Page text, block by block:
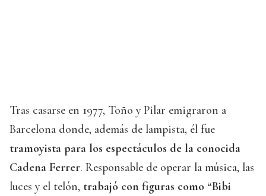
Tras casarse en 1977, Toño y Pilar emigraron a
Barcelona donde, además de lampista, él fue
tramoyista para los espectáculos de la conocida
Cadena Ferrer. Responsable de operar la música, las
luces y el telón, trabajó con figuras como “Bibi